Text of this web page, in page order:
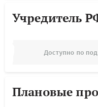
Учредитель
Доступно по
Плановые